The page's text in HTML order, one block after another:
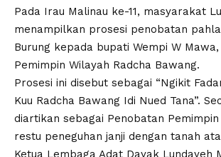
Pada Irau Malinau ke-11, masyarakat
menampilkan prosesi penobatan
Burung kepada bupati Wempi W
Pemimpin Wilayah Radcha Bawang.
Prosesi ini disebut sebagai “Ngikit
Kuu Radcha Bawang Idi Nued Tana”.
diartikan sebagai Penobatan Pemimpin
restu peneguhan janji dengan tanah
Ketua Lembaga Adat Dayak Lundayeh